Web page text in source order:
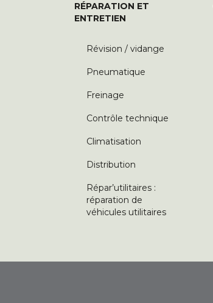
RÉPARATION ET
ENTRETIEN
Révision / vidange
Pneumatique
Freinage
Contrôle technique
Climatisation
Distribution
Répar’utilitaires :
réparation de
véhicules utilitaires